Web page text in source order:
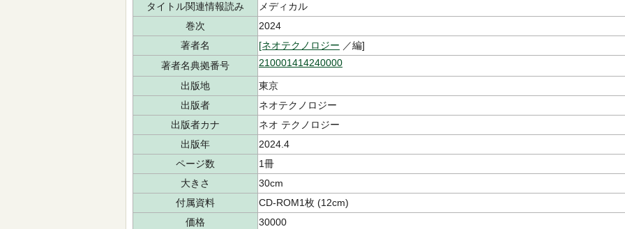
タイトル関連情報読み
メディカル
巻次
2024
著者名
[ネオテクノロジー ／編]
著者名典拠番号
210001414240000
出版地
東京
出版者
ネオテクノロジー
出版者カナ
ネオ テクノロジー
出版年
2024.4
ページ数
1冊
大きさ
30cm
付属資料
CD-ROM1枚 (12cm)
価格
30000